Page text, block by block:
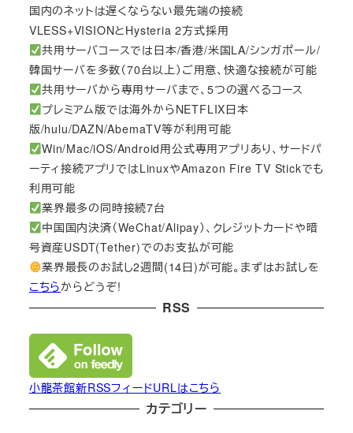
国内のネットは遅くならない最先端の接続
VLESS+VISIONとHysteria 2方式採用
共用サーバコースでは日本/香港/米国LA/シンガポール/
韓国サーバを多数（70台以上）ご用意、快適な接続が可能
共用サーバから専用サーバまで、5つの選べるコース
プレミアム版では海外からNETFLIX日本
版/hulu/DAZN/AbemaTV等が利用可能
Win/Mac/iOS/Android用公式専用アプリあり、サードパ
ーティ接続アプリではLinuxやAmazon Fire TV Stickでも
利用可能
業界最多の同時接続7台
中国国内決済（WeChat/Alipay）、クレジットカードや暗
号資産USDT(Tether)でのお支払が可能
業界最長のお試し2週間(14日)が可能。まずはお試しを
こちらからどうぞ!
RSS
小龍茶館新RSSフィードURLはこちら
カテゴリー